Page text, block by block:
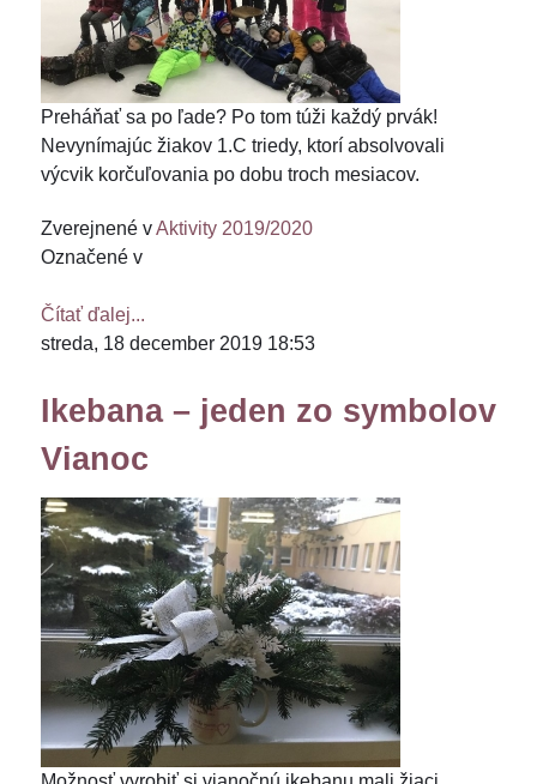
Preháňať sa po ľade? Po tom túži každý prvák!
Nevynímajúc žiakov 1.C triedy, ktorí absolvovali
výcvik korčuľovania po dobu troch mesiacov.
Zverejnené vAktivity 2019/2020
Označené v
Čítať ďalej...
streda, 18 december 2019 18:53
Ikebana – jeden zo symbolov
Vianoc